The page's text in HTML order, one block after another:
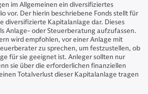
im Allgemeinen ein diversifiziertes
vor. Der hierin beschriebene Fonds stellt für
diversifizierte Kapitalanlage dar. Dieses
Anlage- oder Steuerberatung aufzufassen.
wird empfohlen, vor einer Anlage mit
zu sprechen, um festzustellen, ob
für sie geeignet ist. Anleger sollten nur
sie über die erforderlichen finanziellen
Totalverlust dieser Kapitalanlage tragen